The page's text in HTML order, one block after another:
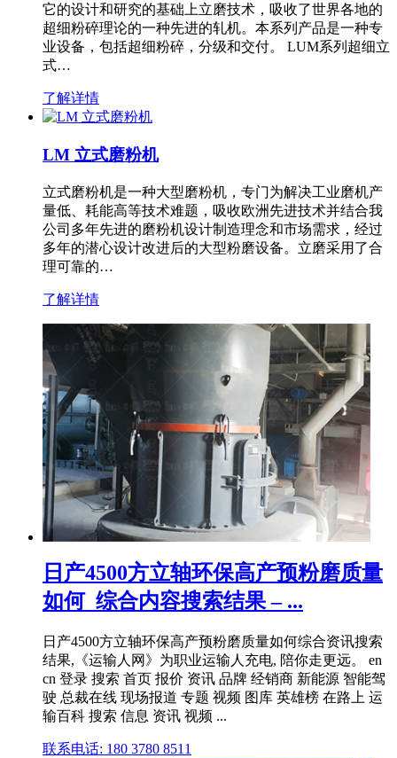
它的设计和研究的基础上立磨技术，吸收了世界各地的
超细粉碎理论的一种先进的轧机。本系列产品是一种专
业设备，包括超细粉碎，分级和交付。 LUM系列超细立
式…
了解详情
LM 立式磨粉机
立式磨粉机是一种大型磨粉机，专门为解决工业磨机产
量低、耗能高等技术难题，吸收欧洲先进技术并结合我
公司多年先进的磨粉机设计制造理念和市场需求，经过
多年的潜心设计改进后的大型粉磨设备。立磨采用了合
理可靠的…
了解详情
日产4500方立轴环保高产预粉磨质量
如何_综合内容搜索结果 – ...
日产4500方立轴环保高产预粉磨质量如何综合资讯搜索
结果,《运输人网》为职业运输人充电, 陪你走更远。 en
cn 登录 搜索 首页 报价 资讯 品牌 经销商 新能源 智能驾
驶 总裁在线 现场报道 专题 视频 图库 英雄榜 在路上 运
输百科 搜索 信息 资讯 视频 ...
联系电话: 180 3780 8511